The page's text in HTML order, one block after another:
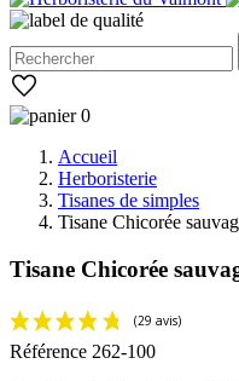
0
Accueil
Herboristerie
Tisanes de simples
Tisane Chicorée
Tisane Chicorée
Référence 262-100